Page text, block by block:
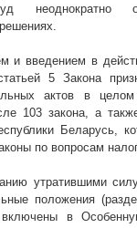
неоднократно
и введением в
5 Закона
актов в
103 закона, а
Беларусь,
по вопросам
утратившими
положения
в